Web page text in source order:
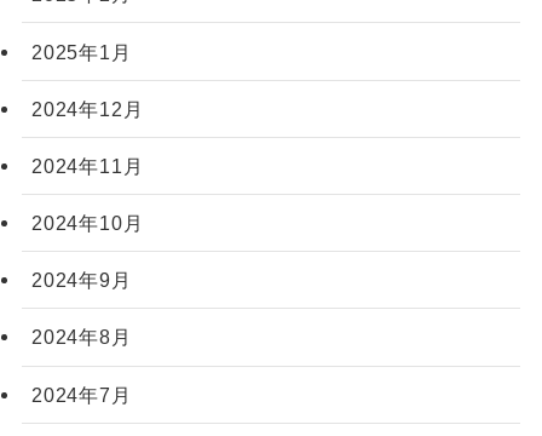
2025年1月
2024年12月
2024年11月
2024年10月
2024年9月
2024年8月
2024年7月